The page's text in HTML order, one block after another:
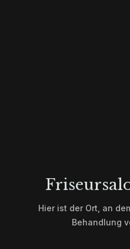
Hier ist der Ort, an
Behandlung